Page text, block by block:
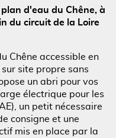
l'image en plein écran
d'eau du Chêne, à
du circuit de la Loire
Chêne accessible en
site propre sans
un abri pour vos
électrique pour les
un petit nécessaire
consigne et une
mis en place par la